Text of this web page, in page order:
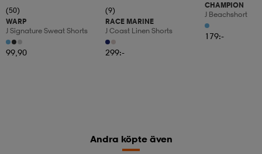
(50)
WARP
J Signature Sweat Shorts
99,90
(9)
RACE MARINE
J Coast Linen Shorts
299:-
CHAMPION
J Beachshort
179:-
Andra köpte även